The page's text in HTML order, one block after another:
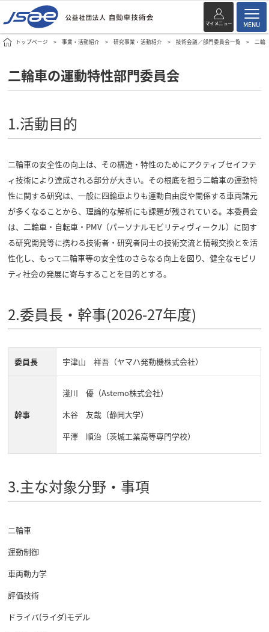
マイメニュー MENU
トップページ 事業・活動紹介 研究事業・活動紹介 技術会議／部門委員会一覧 二輪
二輪車の運動特性部門委員会
1.活動目的
二輪車の安全性の向上は、その構造・特性のためにアクティブセイフテ
ィ技術により達成される部分が大きい。その根底を担う二輪車の運動特
性に関する研究は、一般に四輪車よりも運動自由度や関係する車両諸元
が多くなることから、理論的な解析にも課題が残されている。本委員会
は、二輪車・自転車・PMV（パーソナルモビリティヴィークル）に関す
る研究開発等に携わる技術者・研究者同士の技術交流と情報交換とを活
性化し、もって二輪車等の安全性のさらなる向上を図り、健全なモビリ
ティ社会の発展に寄与することを目的とする。
2.委員長・幹事(2026-27年度)
委員長 宇津山 祥吾（ヤマハ発動機株式会社）
幹事
淺川 優（Astemo株式会社）
木谷 友哉（静岡大学）
平澤 順治（茨城工業高等専門学校）
3.主な対象分野・事項
二輪車
運動制御
車両動力学
評価技術
ドライバ(ライダ)モデル